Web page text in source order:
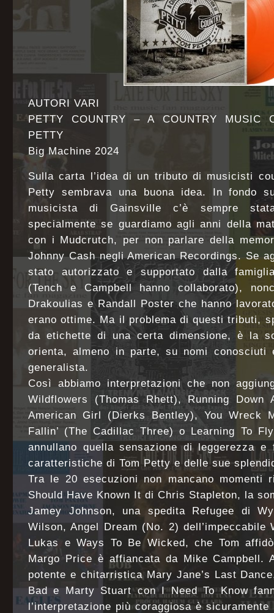
AUTORI VARI
PETTY COUNTRY – A COUNTRY MUSIC
PETTY
Big Machine 2024
Sulla carta l’idea di un tributo di musicisti
Petty sembrava una buona idea. In fondo
musicista di Gainsville c’è sempre
specialmente se guardiamo agli anni della
con i Mudcrutch, per non parlare della
Johnny Cash negli American Recordings. Se
stato autorizzato e supportato dalla
(Tench e Campbell hanno collaborato),
Drakoulias e Randall Poster che hanno
erano ottime. Ma il problema di questi tributi,
da etichette di una certa dimensione, è la
orienta, almeno in parte, su nomi conosciuti
generalista.
Così abbiamo interpretazioni che non
Wildflowers (Thomas Rhett), Running Down
American Girl (Dierks Bentley), You Wreck
Fallin’ (The Cadillac Three) o Learning To
annullano quella sensazione di leggerezza
caratteristiche di Tom Petty e delle sue
Tra le 20 esecuzioni non mancano momenti
Should Have Known It di Chris Stapleton, la
Jamey Johnson, una spedita Refugee di
Wilson, Angel Dream (No. 2)
Lukas e Ways To Be Wicked, che Tom
Margo Price è affiancata da Mike Campbell.
potente e chitarristica Mary Jane’s Last
Bad e Marty Stuart con I Need To Know
l’interpretazione più coraggiosa è sicuramente